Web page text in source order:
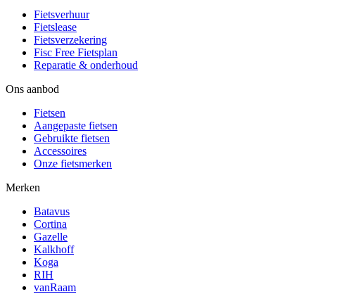
Fietsverhuur
Fietslease
Fietsverzekering
Fisc Free Fietsplan
Reparatie & onderhoud
Ons aanbod
Fietsen
Aangepaste fietsen
Gebruikte fietsen
Accessoires
Onze fietsmerken
Merken
Batavus
Cortina
Gazelle
Kalkhoff
Koga
RIH
vanRaam